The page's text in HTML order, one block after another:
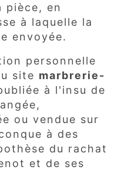
pièce, en
à laquelle la
envoyée.
personnelle
site marbrerie-
à l'insu de
ou vendue sur
à des
du rachat
et de ses